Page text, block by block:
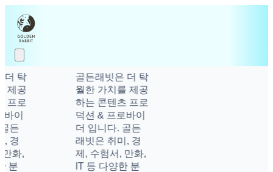
탁
공
로
이
든
경
화,
분
골든래빗은 더 탁
월한 가치를 제공
하는 콘텐츠 프로
덕션 & 프로바이
더 입니다. 골든
래빗은 취미, 경
제, 수험서, 만화,
IT 등 다양한 분